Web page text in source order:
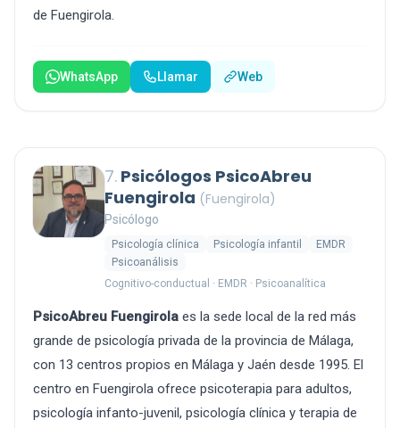
de Fuengirola.
WhatsApp Llamar Web
7. Psicólogos PsicoAbreu
Fuengirola (Fuengirola)
Psicólogo
Psicología clínica Psicología infantil
EMDR
Psicoanálisis
Cognitivo-conductual · EMDR · Psicoanalítica
PsicoAbreu Fuengirola es la sede local de la red más
grande de psicología privada de la provincia de Málaga,
con 13 centros propios en Málaga y Jaén desde 1995. El
centro en Fuengirola ofrece psicoterapia para adultos,
psicología infanto-juvenil, psicología clínica y terapia de